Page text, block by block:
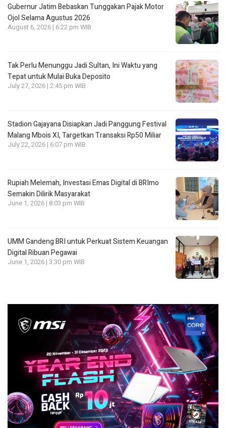
Gubernur Jatim Bebaskan Tunggakan Pajak Motor
Ojol Selama Agustus 2026
August 6, 2026 | 6:22 pm WIB
Tak Perlu Menunggu Jadi Sultan, Ini Waktu yang
Tepat untuk Mulai Buka Deposito
July 27, 2026 | 2:45 pm WIB
Stadion Gajayana Disiapkan Jadi Panggung Festival
Malang Mbois XI, Targetkan Transaksi Rp50 Miliar
July 22, 2026 | 6:07 pm WIB
Rupiah Melemah, Investasi Emas Digital di BRImo
Semakin Dilirik Masyarakat
June 1, 2026 | 8:03 pm WIB
UMM Gandeng BRI untuk Perkuat Sistem Keuangan
Digital Ribuan Pegawai
June 1, 2026 | 3:30 pm WIB